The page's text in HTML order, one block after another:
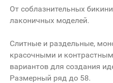
От соблазнительных
лаконичных моделей.
Слитные и раздельные,
красочными и
вариантов для создания
Размерный ряд до 58.